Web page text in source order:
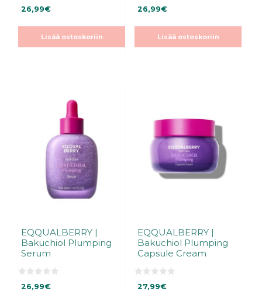
0
5
s
26,99€
Lisää ostoskoriin
0
5
s
26,99€
Lisää ostoskoriin
EQQUALBERRY |
Bakuchiol Plumping
Serum
526,99€
EQQUALBERRY |
Bakuchiol Plumping
Capsule Cream
527,99€